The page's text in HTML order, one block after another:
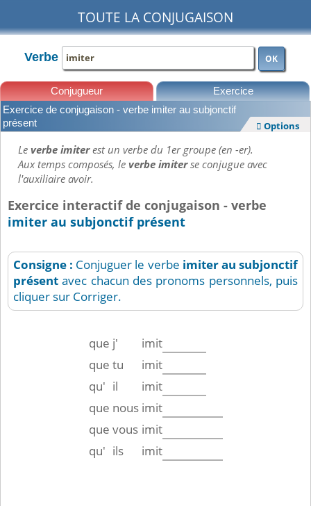
TOUTE LA CONJUGAISON
Verbe OK
Conjugueur Exercice
Leçons
Exercice de conjugaison - verbe imiter au subjonctif
présent
 Options
Leverbe imiterest un verbe du 1er groupe (en -er).
Aux temps composés, leverbe imiterse conjugue avec
l'auxiliaire avoir.
Exercice interactif de conjugaison - verbe
imiter au subjonctif présent
Consigne : Conjuguer le verbe imiterau subjonctif
présent avec chacun des pronoms personnels, puis
cliquer sur Corriger.
que j'
imit
que tu
imit
qu' il
imit
que nous imit
que vous imit
qu' ils imit